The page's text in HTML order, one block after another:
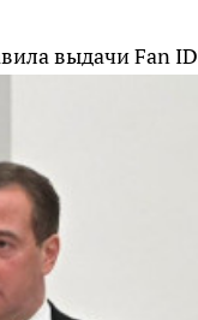
выдачи Fan ID